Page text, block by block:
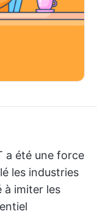
a été une force
les industries
à imiter les